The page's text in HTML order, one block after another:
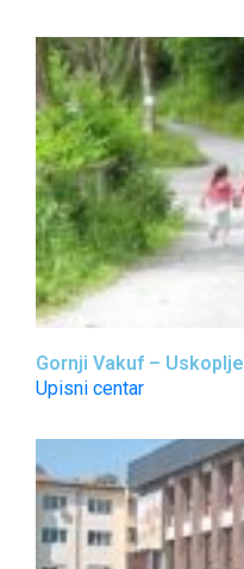
Gornji Vakuf – Uskoplje
Upisni centar